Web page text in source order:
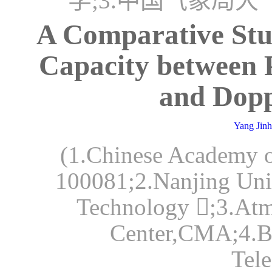
A Comparative
Capacity between
and
Yang
(1.Chinese
100081;2.Nanjing
Technology